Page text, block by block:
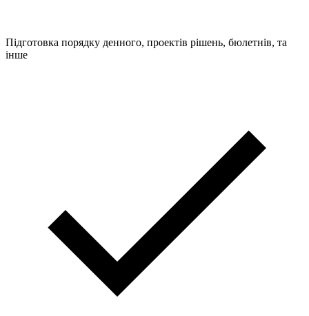
Підготовка порядку денного, проектів рішень, бюлетнів, та
інше